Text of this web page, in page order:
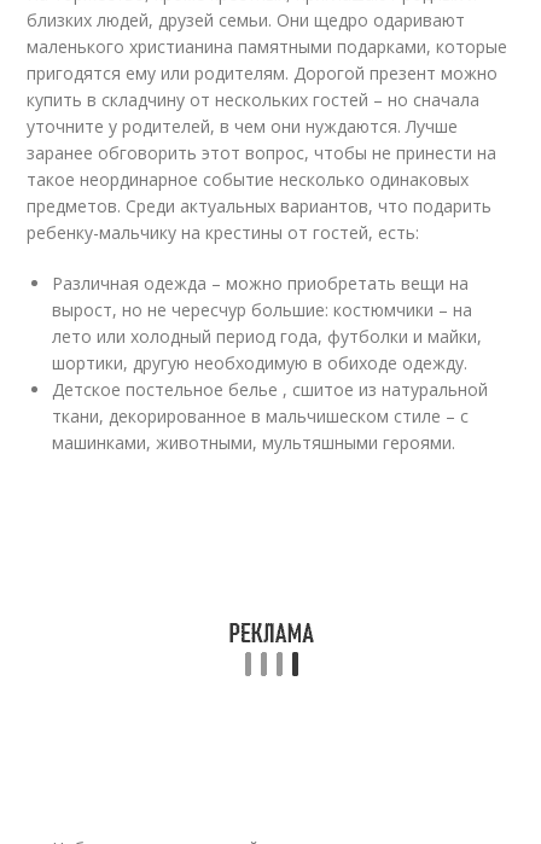
близких людей, друзей семьи. Они щедро одаривают
маленького христианина памятными подарками, которые
пригодятся ему или родителям. Дорогой презент можно
купить в складчину от нескольких гостей – но сначала
уточните у родителей, в чем они нуждаются. Лучше
заранее обговорить этот вопрос, чтобы не принести на
такое неординарное событие несколько одинаковых
предметов. Среди актуальных вариантов, что подарить
ребенку-мальчику на крестины от гостей, есть:
Различная одежда – можно приобретать вещи на
вырост, но не чересчур большие: костюмчики – на
лето или холодный период года, футболки и майки,
шортики, другую необходимую в обиходе одежду.
Детское постельное белье , сшитое из натуральной
ткани, декорированное в мальчишеском стиле – с
машинками, животными, мультяшными героями.